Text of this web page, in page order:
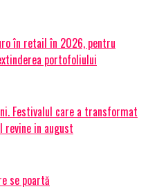
în retail în 2026, pentru
portofoliului
Festivalul care a transformat
in august
se poartă